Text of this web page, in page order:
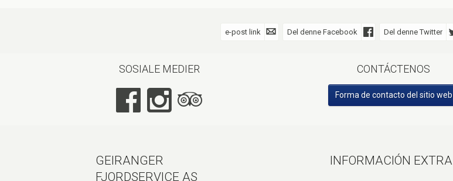
e-post link Del denne Facebook Del denne Twitter
SOSIALE MEDIER CONTÁCTENOS
Forma de contacto del sitio web
GEIRANGER
FJORDSERVICE AS
INFORMACIÓN EXTRA